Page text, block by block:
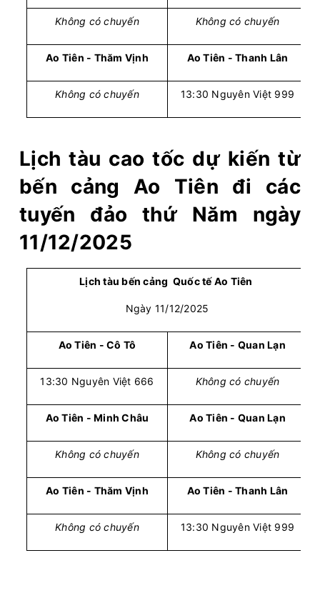
Không có chuyến Không có chuyến
Ao Tiên - Thăm Vịnh Ao Tiên - Thanh Lân
Không có chuyến 13:30 Nguyên Việt 999
Lịch tàu cao tốc dự kiến từ
bến cảng Ao Tiên đi các
tuyến đảo thứ Năm ngày
11/12/2025
Lịch tàu bến cảng Quốc tế Ao Tiên
Ngày 11/12/2025
Ao Tiên - Cô Tô Ao Tiên - Quan Lạn
13:30 Nguyên Việt 666 Không có chuyến
Ao Tiên - Minh Châu Ao Tiên - Quan Lạn
Không có chuyến Không có chuyến
Ao Tiên - Thăm Vịnh Ao Tiên - Thanh Lân
Không có chuyến 13:30 Nguyên Việt 999